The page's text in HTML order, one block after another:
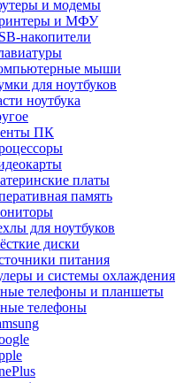
и модемы
и МФУ
накопители
мыши
для ноутбуков
ноутбука
ПК
платы
память
для ноутбуков
диски
питания
и системы охлаждения
телефоны и планшеты
телефоны